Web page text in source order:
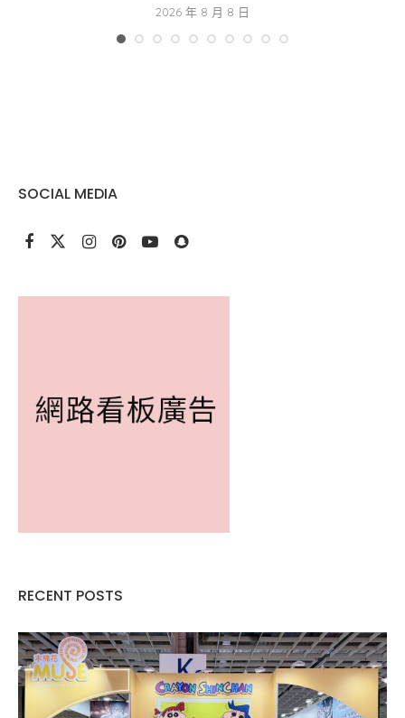
2026 年 8 月 8 日
SOCIAL MEDIA
RECENT POSTS